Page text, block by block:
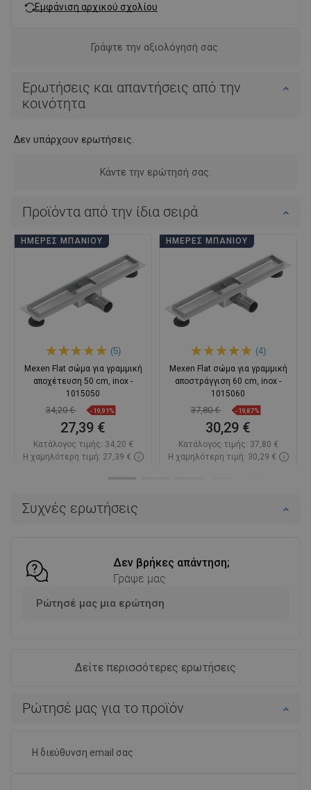
Συχνές ερωτήσεις
Δεν βρήκες απάντηση;
Γράψε μας
Ρώτησέ μας μια ερώτηση
Δείτε περισσότερες ερωτήσεις
Εμφάνιση αρχικού σχολίου
Γράψτε την αξιολόγησή σας.
Ερωτήσεις και απαντήσεις από την
κοινότητα
Δεν υπάρχουν ερωτήσεις.
Κάντε την ερώτησή σας.
Ρώτησέ μας για το προϊόν
Προϊόντα από την ίδια σειρά
ΗΜΈΡΕΣ ΜΠΆΝΙΟΥ
(5)
Mexen Flat σώμα για γραμμική
αποχέτευση 50 cm, inox -
1015050
34,20 € -19,91%
27,39 €
Κατάλογος τιμής: 34,20 €
Η χαμηλότερη τιμή: 27,39 €
ΗΜΈΡΕΣ ΜΠΆΝΙΟΥ
(4)
Mexen Flat σώμα για γραμμική
αποστράγγιση 60 cm, inox -
1015060
37,80 € -19,87%
30,29 €
Κατάλογος τιμής: 37,80 €
Η χαμηλότερη τιμή: 30,29 €